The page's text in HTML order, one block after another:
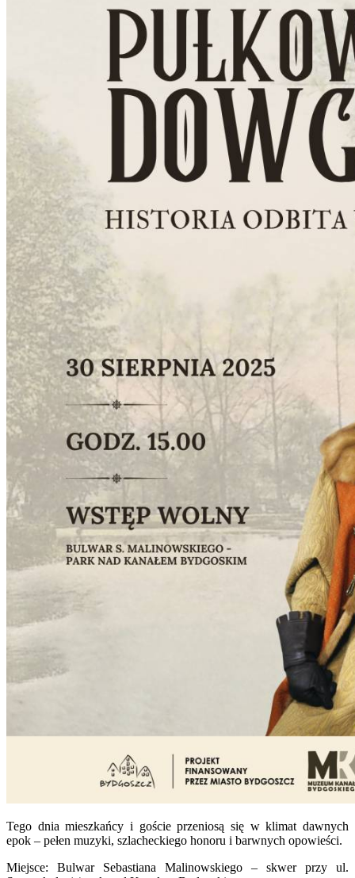
Tego dnia mieszkańcy i goście przeniosą się w klimat dawnych
epok – pełen muzyki, szlacheckiego honoru i barwnych opowieści.
Miejsce: Bulwar Sebastiana Malinowskiego – skwer przy ul.